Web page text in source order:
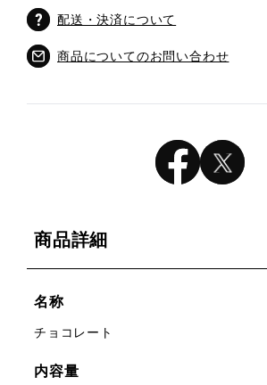
配送・決済について
商品についてのお問い合わせ
商品詳細
名称
チョコレート
内容量